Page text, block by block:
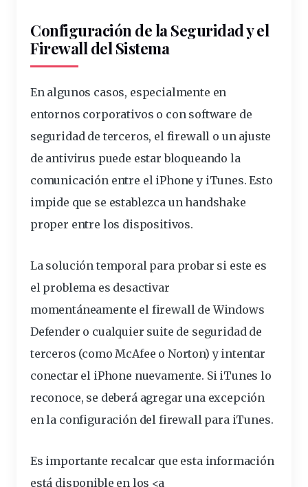
Configuración de la Seguridad y el
Firewall del Sistema
En algunos casos, especialmente en
entornos corporativos o con software de
seguridad de terceros, el firewall o un ajuste
de antivirus puede estar bloqueando la
comunicación entre el iPhone y iTunes. Esto
impide que se establezca un handshake
proper entre los dispositivos.
La solución temporal para probar si este es
el problema es desactivar
momentáneamente el firewall de Windows
Defender o cualquier suite de seguridad de
terceros (como McAfee o Norton) y intentar
conectar el iPhone nuevamente. Si iTunes lo
reconoce, se deberá agregar una excepción
en la configuración del firewall para iTunes.
Es importante recalcar que esta información
está disponible en los <a